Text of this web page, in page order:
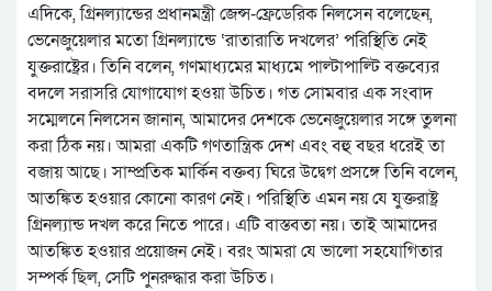
এদিকে, গ্রিনল্যান্ডের প্রধানমন্ত্রী জেন্স-ফ্রেডেরিক নিলসেন বলেছেন,
ভেনেজুয়েলার মতো গ্রিনল্যান্ডে ‘রাতারাতি দখলের’ পরিস্থিতি নেই
যুক্তরাষ্ট্রের। তিনি বলেন, গণমাধ্যমের মাধ্যমে পাল্টাপাল্টি বক্তব্যের
বদলে সরাসরি যোগাযোগ হওয়া উচিত। গত সোমবার এক সংবাদ
সম্মেলনে নিলসেন জানান, আমাদের দেশকে ভেনেজুয়েলার সঙ্গে তুলনা
করা ঠিক নয়। আমরা একটি গণতান্ত্রিক দেশ এবং বহু বছর ধরেই তা
বজায় আছে। সাম্প্রতিক মার্কিন বক্তব্য ঘিরে উদ্বেগ প্রসঙ্গে তিনি বলেন,
আতঙ্কিত হওয়ার কোনো কারণ নেই। পরিস্থিতি এমন নয় যে যুক্তরাষ্ট্র
গ্রিনল্যান্ড দখল করে নিতে পারে। এটি বাস্তবতা নয়। তাই আমাদের
আতঙ্কিত হওয়ার প্রয়োজন নেই। বরং আমরা যে ভালো সহযোগিতার
সম্পর্ক ছিল, সেটি পুনরুদ্ধার করা উচিত।